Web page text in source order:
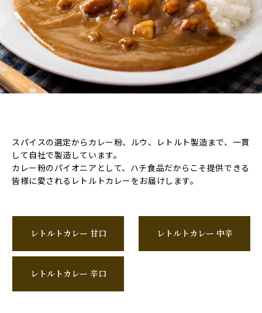
スパイスの選定からカレー粉、ルウ、レトルト製造まで、一貫
して自社で製造しています。
カレー粉のパイオニアとして、ハチ食品だからこそ提供できる
皆様に愛されるレトルトカレーをお届けします。
レトルトカレー 甘口 レトルトカレー 中辛
レトルトカレー 辛口